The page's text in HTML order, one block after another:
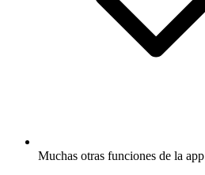
Muchas otras funciones de la app